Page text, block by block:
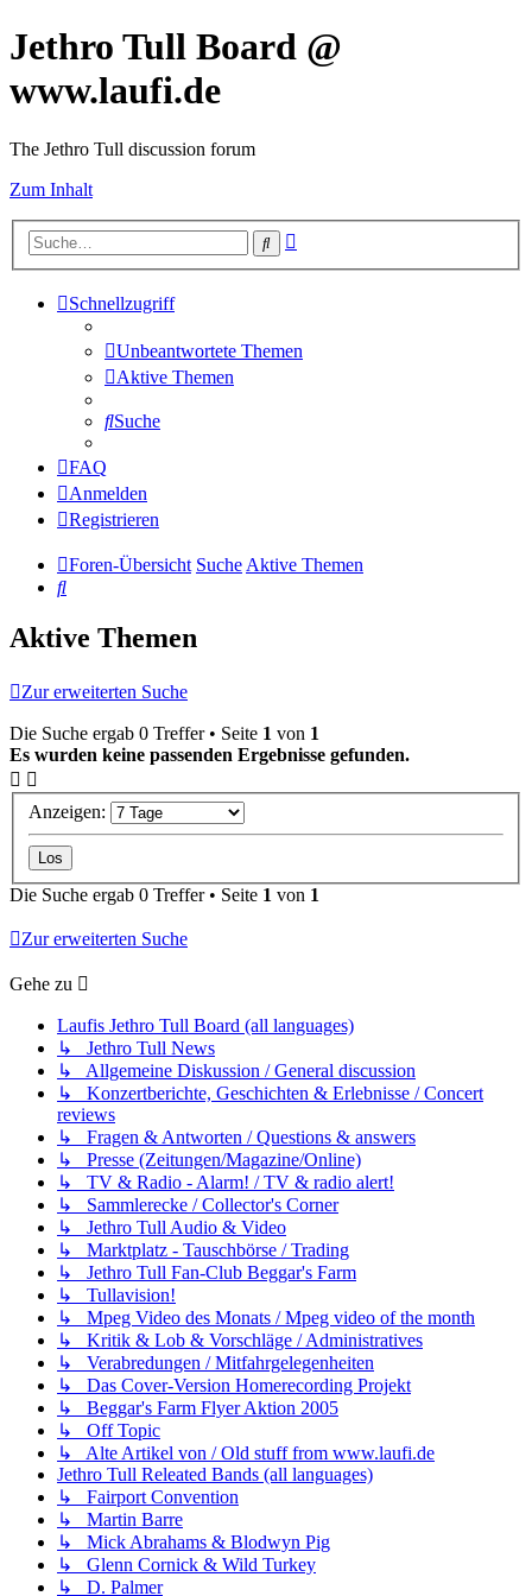
Jethro Tull Board @
www.laufi.de
The Jethro Tull discussion forum
Zum Inhalt
Suche
Schnellzugriff
Unbeantwortete Themen
Aktive Themen
Suche
FAQ
Anmelden
Registrieren
Foren-Übersicht SucheAktive Themen
Suche
Aktive Themen
Zur erweiterten Suche
Die Suche ergab 0 Treffer • Seite 1 von 1
Es wurden keine passenden Ergebnisse gefunden.
Anzeigen:
Die Suche ergab 0 Treffer • Seite 1 von 1
Zur erweiterten Suche
Gehe zu
Laufis Jethro Tull Board (all languages)
↳ Jethro Tull News
↳ Allgemeine Diskussion / General discussion
↳ Konzertberichte, Geschichten & Erlebnisse / Concert
reviews
↳ Fragen & Antworten / Questions & answers
↳ Presse (Zeitungen/Magazine/Online)
↳ TV & Radio - Alarm! / TV & radio alert!
↳ Sammlerecke / Collector's Corner
↳ Jethro Tull Audio & Video
↳ Marktplatz - Tauschbörse / Trading
↳ Jethro Tull Fan-Club Beggar's Farm
↳ Tullavision!
↳ Mpeg Video des Monats / Mpeg video of the month
↳ Kritik & Lob & Vorschläge / Administratives
↳ Verabredungen / Mitfahrgelegenheiten
↳ Das Cover-Version Homerecording Projekt
↳ Beggar's Farm Flyer Aktion 2005
↳ Off Topic
↳ Alte Artikel von / Old stuff from www.laufi.de
Jethro Tull Releated Bands (all languages)
↳ Fairport Convention
↳ Martin Barre
↳ Mick Abrahams & Blodwyn Pig
↳ Glenn Cornick & Wild Turkey
↳ D. Palmer